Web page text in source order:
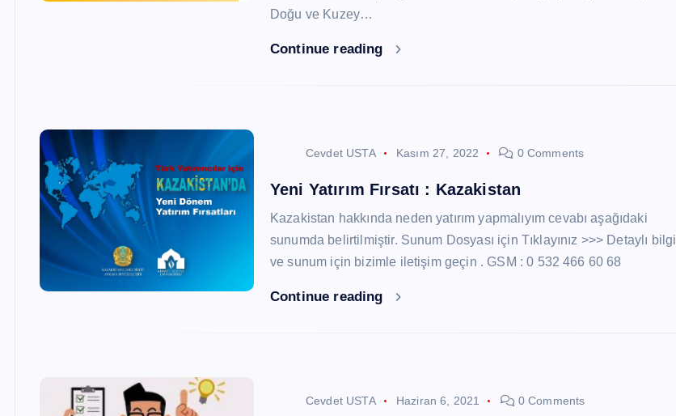
Doğu ve Kuzey…
Continue reading
Cevdet USTA Kasım 27, 2022 0 Comments
Yeni Yatırım Fırsatı : Kazakistan
Kazakistan hakkında neden yatırım yapmalıyım cevabı aşağıdaki
sunumda belirtilmiştir. Sunum Dosyası için Tıklayınız >>> Detaylı bilgi
ve sunum için bizimle iletişim geçin . GSM : 0 532 466 60 68
Continue reading
Cevdet USTA Haziran 6, 2021 0 Comments